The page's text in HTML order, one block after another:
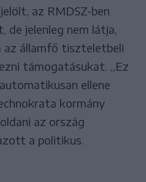
az RMDSZ-ben
de jelenleg nem látja,
az államfő tiszteletbeli
támogatásukat. ,,Ez
ellene
kormány
az ország
a politikus.